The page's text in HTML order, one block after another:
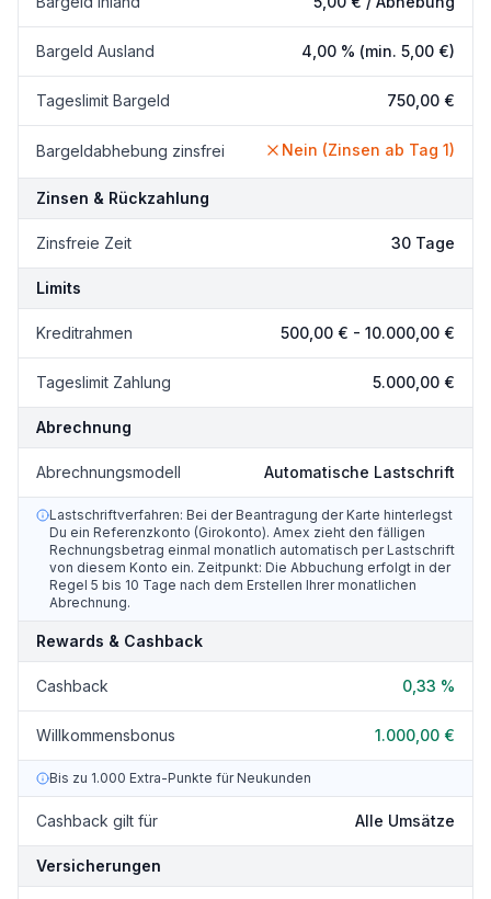
Bargeld Ausland 4,00 % (min. 5,00 €)
Tageslimit Bargeld 750,00 €
Bargeldabhebung zinsfrei Nein (Zinsen ab Tag 1)
Zinsen & Rückzahlung
Zinsfreie Zeit 30 Tage
Limits
Kreditrahmen 500,00 € - 10.000,00 €
Tageslimit Zahlung 5.000,00 €
Abrechnung
Abrechnungsmodell Automatische Lastschrift
Lastschriftverfahren: Bei der Beantragung der Karte hinterlegst
Du ein Referenzkonto (Girokonto). Amex zieht den fälligen
Rechnungsbetrag einmal monatlich automatisch per Lastschrift
von diesem Konto ein. Zeitpunkt: Die Abbuchung erfolgt in der
Regel 5 bis 10 Tage nach dem Erstellen Ihrer monatlichen
Abrechnung.
Rewards & Cashback
Cashback 0,33 %
Willkommensbonus 1.000,00 €
Bis zu 1.000 Extra-Punkte für Neukunden
Cashback gilt für Alle Umsätze
Versicherungen